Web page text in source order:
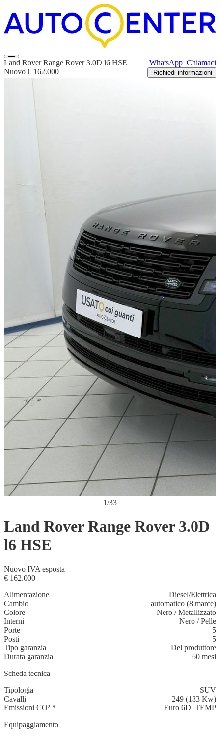
Land Rover Range Rover 3.0D l6 HSE
Nuovo € 162.000
WhatsApp Chiamaci
Richiedi informazioni
1/33
Land Rover Range Rover 3.0D
l6 HSE
Nuovo IVA esposta
€ 162.000
Alimentazione
Diesel/Elettrica
Cambio
automatico (8 marce)
Colore
Nero /Metallizzato
Interni
Nero /Pelle
Porte
5
Posti
5
Tipo garanzia
Del produttore
Durata garanzia
60 mesi
Scheda tecnica
Tipologia
SUV
Cavalli
249 (183 Kw)
Emissioni CO² *
Euro 6D_TEMP
Equipaggiamento